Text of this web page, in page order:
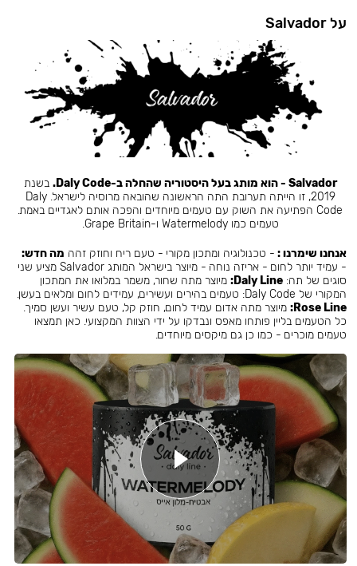
על Salvador
Salvador - הוא מותג בעל היסטוריה שהחלה ב-Daly Code.
בשנת
2019, זו הייתה תערובת התה הראשונה שהובאה מרוסיה לישראל. Daly
Code הפתיעה את השוק עם טעמים מיוחדים והפכה אותם לאגדיים באמת.
טעמים כמו Watermelody ו-Grape Britain.
אנחנו שימרנו : - טכנולוגיה ומתכון מקורי - טעם ריח וחוזק זהה מה חדש:
- עמיד יותר לחום - אריזה נוחה - מיוצר בישראל המותג Salvador מציע שני
סוגים של תה:Daly Line: מיוצר מתה שחור, משמר במלואו את המתכון
המקורי של Daly Code: טעמים בהירים ועשירים, עמידים לחום ומלאים בעשן.
Rose Line: מיוצר מתה אדום עמיד לחום, חוזק קל, טעם עשיר ועשן סמיך.
כל הטעמים בליין פותחו מאפס ונבדקו על ידי הצוות המקצועי. כאן תמצאו
טעמים מוכרים - כמו כן גם מיקסים מיוחדים.